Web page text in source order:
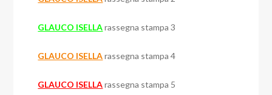
GLAUCO ISELLArassegna stampa 3
GLAUCO ISELLArassegna stampa 4
GLAUCO ISELLArassegna stampa 5